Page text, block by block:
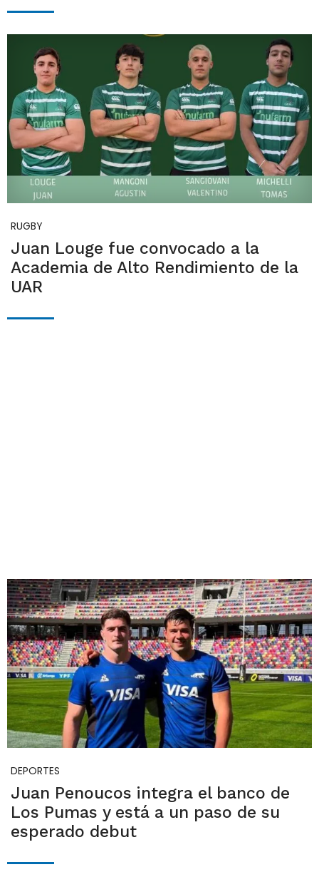
RUGBY
Juan Louge fue convocado a la
Academia de Alto Rendimiento de la
UAR
DEPORTES
Juan Penoucos integra el banco de
Los Pumas y está a un paso de su
esperado debut